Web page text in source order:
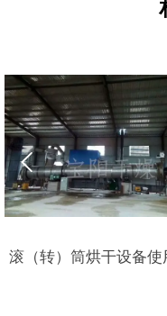
滚（转）筒烘干设备使
